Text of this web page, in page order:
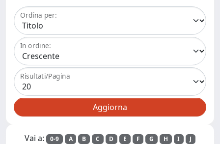
Ordina per:
In ordine:
Risultati/Pagina
Vai a: 0-9 A B C D E F G H I
J